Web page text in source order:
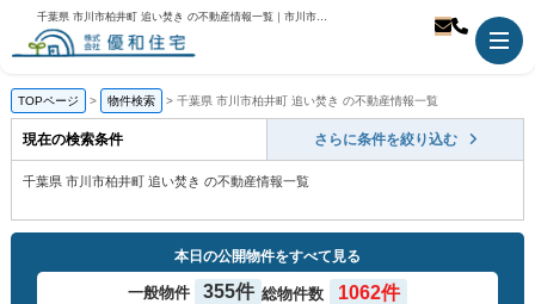
千葉県 市川市柏井町 追い焚き の不動産情報一覧｜市川市の不動産のことなら優和住宅
TOPページ 物件検索 千葉県 市川市柏井町 追い焚き の不動産情報一覧
現在の検索条件 さらに条件を絞り込む
千葉県 市川市柏井町 追い焚き の不動産情報一覧
本日の公開物件をすべて見る
一般物件 355件 総物件数 1062件